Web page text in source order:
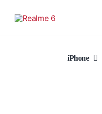
iPhone